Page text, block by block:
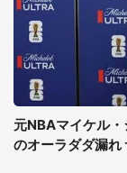
元NBAマイケル
のオーラダダ漏れ